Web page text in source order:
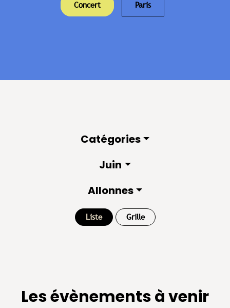
Concert Paris
Catégories
Juin
Allonnes
Liste Grille
Les évènements à venir